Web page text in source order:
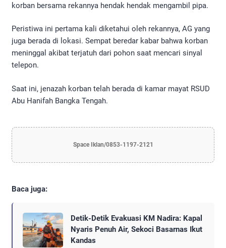
korban bersama rekannya hendak hendak mengambil pipa.
Peristiwa ini pertama kali diketahui oleh rekannya, AG yang
juga berada di lokasi. Sempat beredar kabar bahwa korban
meninggal akibat terjatuh dari pohon saat mencari sinyal
telepon.
Saat ini, jenazah korban telah berada di kamar mayat RSUD
Abu Hanifah Bangka Tengah.
Space Iklan/0853-1197-2121
Baca juga:
Detik-Detik Evakuasi KM Nadira: Kapal
Nyaris Penuh Air, Sekoci Basarnas Ikut
Kandas